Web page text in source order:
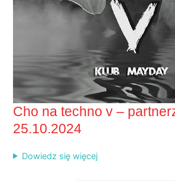
Cho na techno v –
25.10.2024
Dowiedz się więcej